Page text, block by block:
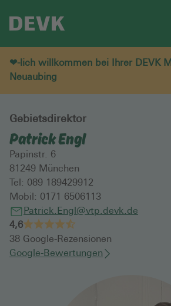
❤-lich willkommen bei Ihrer DEVK
Neuaubing
Gebietsdirektor
Patrick Engl
Papinstr. 6
81249 München
Tel: 089 189429912
Mobil: 0171 6506113
Patrick.Engl@vtp.devk.de
4,6
38 Google-Rezensionen
Google-Bewertungen